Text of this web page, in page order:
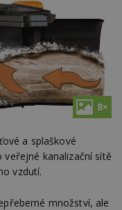
8×
a splaškové
kanalizační sítě
vzdutí.
množství, ale